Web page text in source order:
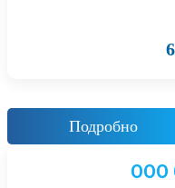
Подробно
ООО